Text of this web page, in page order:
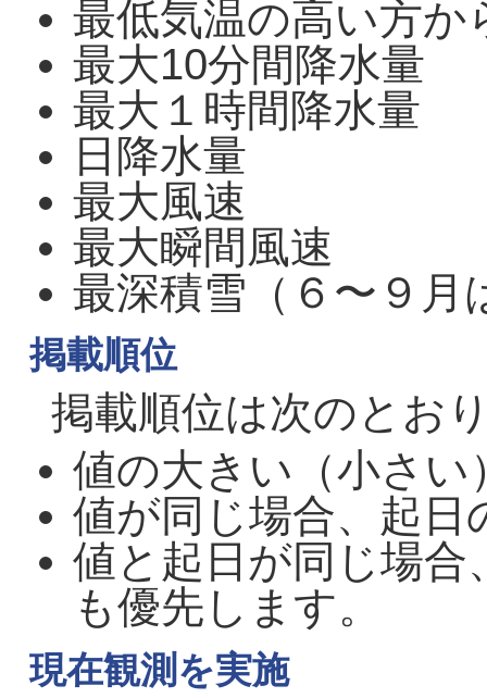
最低気温の高い方か
最大10分間降水量
最大１時間降水量
日降水量
最大風速
最大瞬間風速
最深積雪（６〜９月
掲載順位
掲載順位は次のとお
値の大きい（小さい
値が同じ場合、起日
値と起日が同じ場
も優先します。
現在観測を実施